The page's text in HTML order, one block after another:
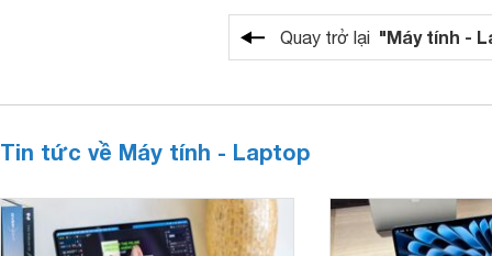
Quay trở lại "Máy tính -
Tin tức về Máy tính - Laptop